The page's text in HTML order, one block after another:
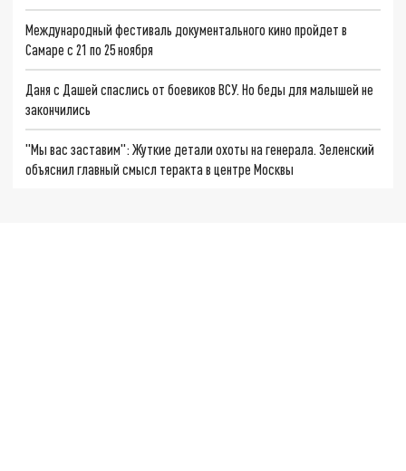
Международный фестиваль документального кино пройдет в
Самаре с 21 по 25 ноября
Даня с Дашей спаслись от боевиков ВСУ. Но беды для малышей не
закончились
"Мы вас заставим": Жуткие детали охоты на генерала. Зеленский
объяснил главный смысл теракта в центре Москвы